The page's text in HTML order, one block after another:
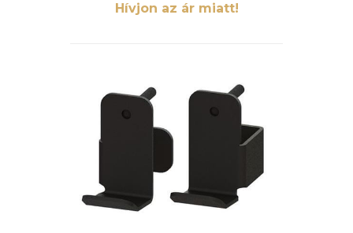
Hívjon az ár miatt!